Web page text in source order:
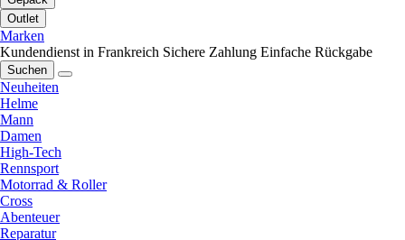
Outlet
Marken
Kundendienst in Frankreich Sichere Zahlung Einfache Rückgabe
Suchen
Neuheiten
Helme
Mann
Damen
High-Tech
Rennsport
Motorrad & Roller
Cross
Abenteuer
Reparatur